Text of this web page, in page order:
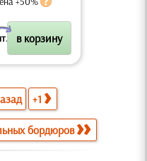
+1
бордюров